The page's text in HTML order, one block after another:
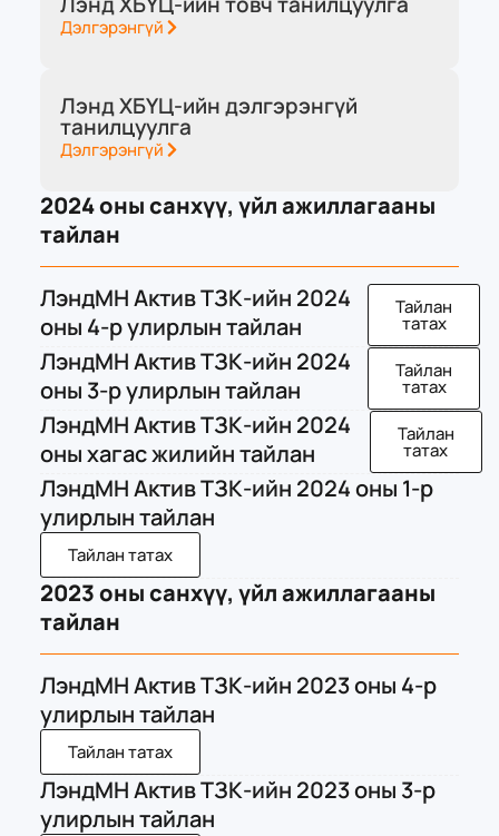
Дэлгэрэнгүй
Лэнд ХБҮЦ-ийн дэлгэрэнгүй
танилцуулга
Дэлгэрэнгүй
2024 оны санхүү, үйл ажиллагааны
тайлан
ЛэндМН Актив ТЗК-ийн 2024
оны 4-р улирлын тайлан
Тайлан
татах
ЛэндМН Актив ТЗК-ийн 2024
оны 3-р улирлын тайлан
Тайлан
татах
ЛэндМН Актив ТЗК-ийн 2024
оны хагас жилийн тайлан
Тайлан
татах
ЛэндМН Актив ТЗК-ийн 2024 оны 1-р
улирлын тайлан
Тайлан татах
2023 оны санхүү, үйл ажиллагааны
тайлан
ЛэндМН Актив ТЗК-ийн 2023 оны 4-р
улирлын тайлан
Тайлан татах
ЛэндМН Актив ТЗК-ийн 2023 оны 3-р
улирлын тайлан